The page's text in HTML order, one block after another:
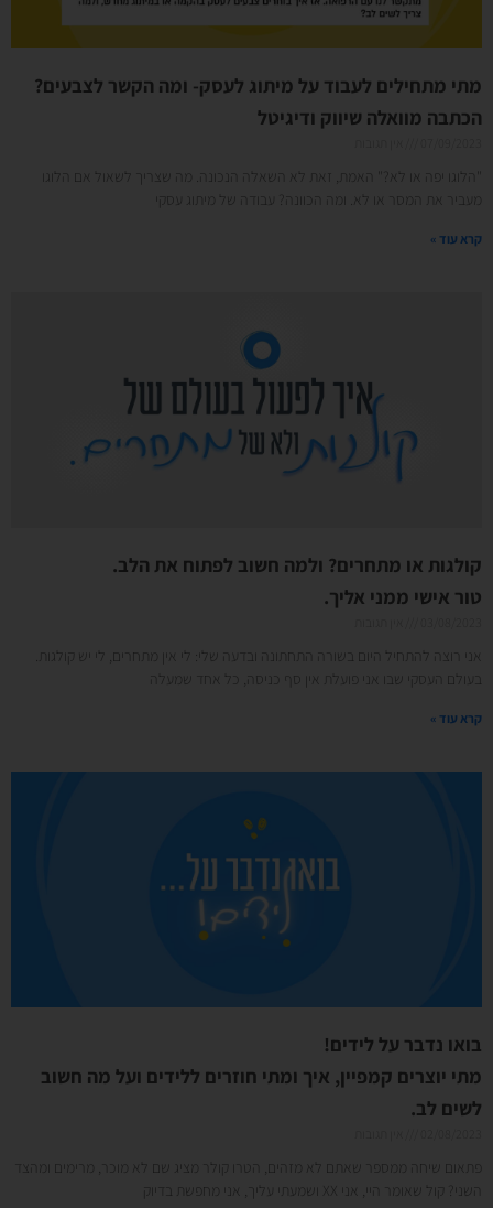
מתי מתחילים לעבוד על מיתוג לעסק- ומה הקשר לצבעים?
הכתבה מוואלה שיווק ודיגיטל
"הלוגו יפה או לא?" האמת, זאת לא השאלה הנכונה. מה שצריך לשאול אם הלוגו
מעביר את המסר או לא. ומה הכוונה? עבודה של מיתוג עסקי
קרא עוד »
קולגות או מתחרים? ולמה חשוב לפתוח את הלב.
טור אישי ממני אליך.
אני רוצה להתחיל היום בשורה התחתונה ובדעה שלי: לי אין מתחרים, לי יש קולגות.
בעולם העסקי שבו אני פועלת אין סף כניסה, כל אחד שמעלה
קרא עוד »
בואו נדבר על לידים!
מתי יוצרים קמפיין, איך ומתי חוזרים ללידים ועל מה חשוב
לשים לב.
פתאום שיחה ממספר שאתם לא מזהים, הטרו קולר מציג שם לא מוכר, מרימים ומהצד
השני? קול שאומר היי, אני XX ושמעתי עליך, אני מחפשת בדיוק